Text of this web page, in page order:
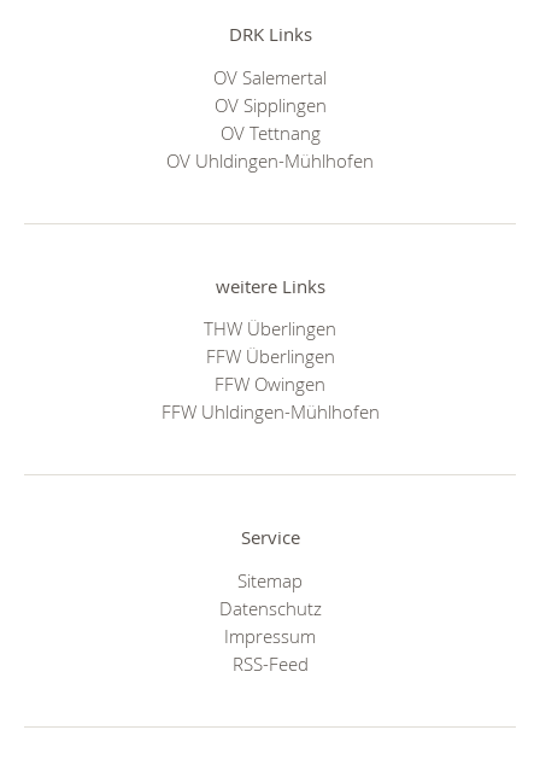
DRK Links
OV Salemertal
OV Sipplingen
OV Tettnang
OV Uhldingen-Mühlhofen
weitere Links
THW Überlingen
FFW Überlingen
FFW Owingen
FFW Uhldingen-Mühlhofen
Service
Sitemap
Datenschutz
Impressum
RSS-Feed